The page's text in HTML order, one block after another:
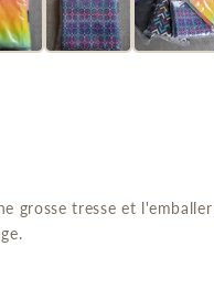
grosse tresse et